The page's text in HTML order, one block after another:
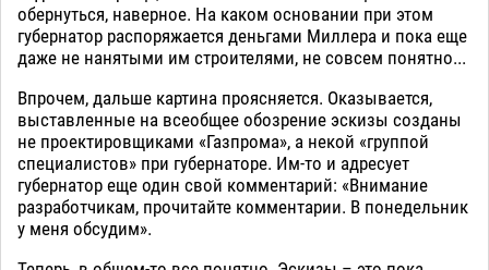
обернуться, наверное. На каком основании при этом
губернатор распоряжается деньгами Миллера и пока еще
даже не нанятыми им строителями, не совсем понятно...
Впрочем, дальше картина проясняется. Оказывается,
выставленные на всеобщее обозрение эскизы созданы
не проектировщиками «Газпрома», а некой «группой
специалистов» при губернаторе. Им-то и адресует
губернатор еще один свой комментарий: «Внимание
разработчикам, прочитайте комментарии. В понедельник
у меня обсудим».